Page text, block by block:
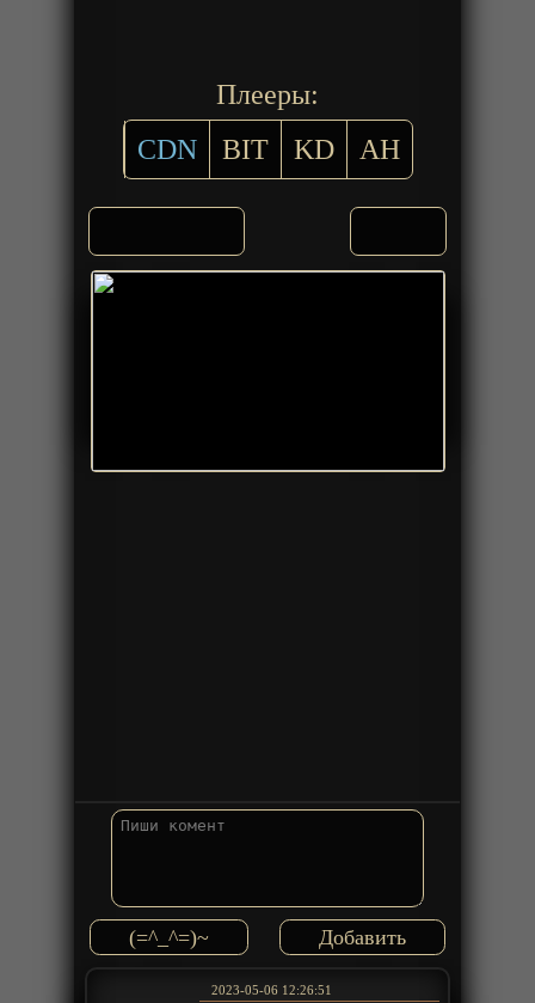
Плееры:
CDN
BIT KD AH
(=^_^=)~
2023-05-06 12:26:51